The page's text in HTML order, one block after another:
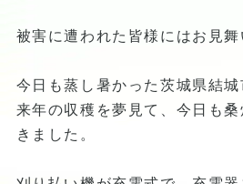
被害に遭われた皆様にはお見舞
今日も蒸し暑かった茨城県結城
来年の収穫を夢見て、今日も
きました。